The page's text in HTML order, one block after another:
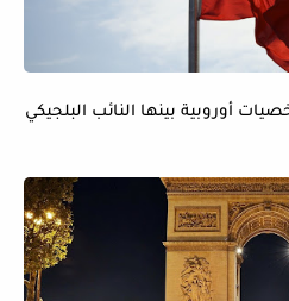
أوروبية بينها النائب البلجيكي